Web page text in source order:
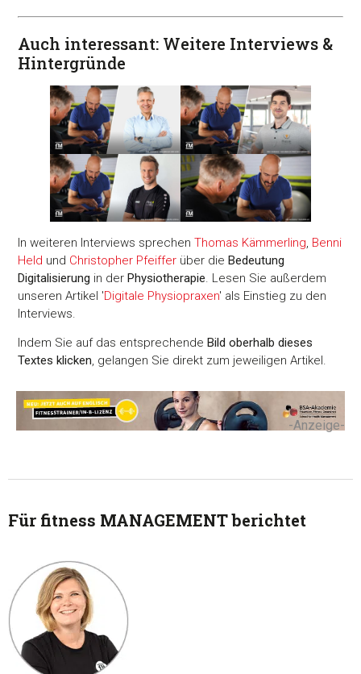
Zustimmung
Auch interessant: Weitere Interviews &
Hintergründe
In weiteren Interviews sprechenThomas Kämmerling, Benni
Held und Christopher Pfeiffer über dieBedeutung
Digitalisierung in derPhysiotherapie. Lesen Sie außerdem
unseren Artikel 'Digitale Physiopraxen' als Einstieg zu den
Interviews.
Indem Sie auf das entsprechende Bild oberhalb dieses
Textes klicken, gelangen Sie direkt zum jeweiligen Artikel.
-Anzeige-
Für fitness MANAGEMENT berichtet